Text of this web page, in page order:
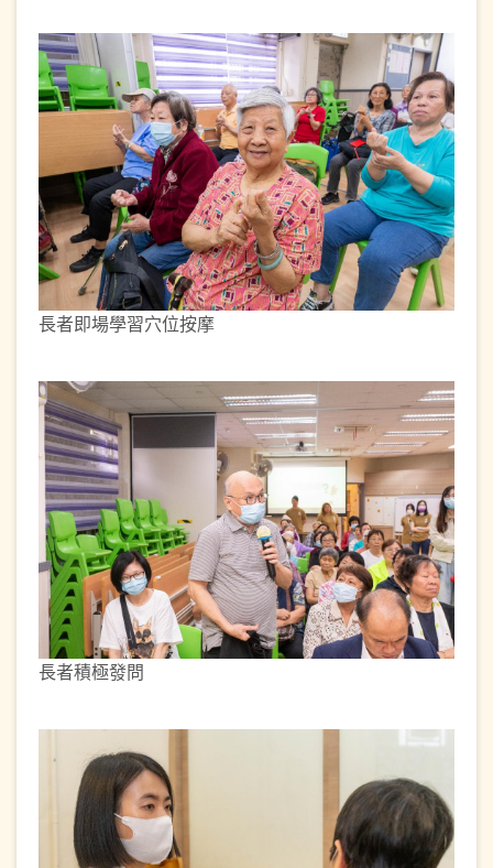
長者即場學習穴位按摩
長者積極發問